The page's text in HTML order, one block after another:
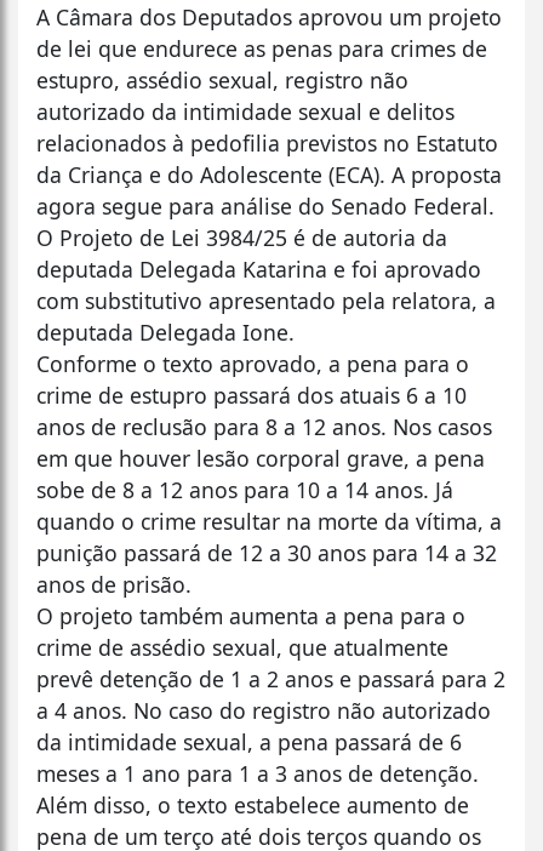
A Câmara dos Deputados aprovou um projeto
de lei que endurece as penas para crimes de
estupro, assédio sexual, registro não
autorizado da intimidade sexual e delitos
relacionados à pedofilia previstos no Estatuto
da Criança e do Adolescente (ECA). A proposta
agora segue para análise do Senado Federal.
O Projeto de Lei 3984/25 é de autoria da
deputada Delegada Katarina e foi aprovado
com substitutivo apresentado pela relatora, a
deputada Delegada Ione.
Conforme o texto aprovado, a pena para o
crime de estupro passará dos atuais 6 a 10
anos de reclusão para 8 a 12 anos. Nos casos
em que houver lesão corporal grave, a pena
sobe de 8 a 12 anos para 10 a 14 anos. Já
quando o crime resultar na morte da vítima, a
punição passará de 12 a 30 anos para 14 a 32
anos de prisão.
O projeto também aumenta a pena para o
crime de assédio sexual, que atualmente
prevê detenção de 1 a 2 anos e passará para 2
a 4 anos. No caso do registro não autorizado
da intimidade sexual, a pena passará de 6
meses a 1 ano para 1 a 3 anos de detenção.
Além disso, o texto estabelece aumento de
pena de um terço até dois terços quando os